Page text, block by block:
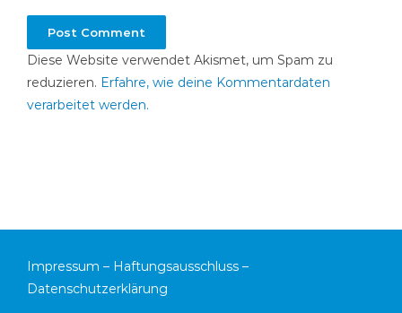
Diese Website verwendet Akismet, um Spam zu
reduzieren. Erfahre, wie deine Kommentardaten
verarbeitet werden.
Impressum – Haftungsausschluss –
Datenschutzerklärung